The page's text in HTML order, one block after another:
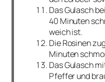
Das Gulasch
40 Minuten
weich ist.
Die Rosinen
Minuten
Das Gulasch
Pfeffer und